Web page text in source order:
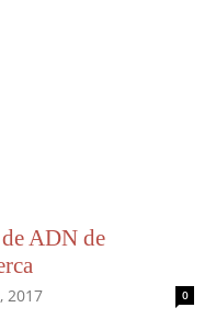
ADN de
2017 0